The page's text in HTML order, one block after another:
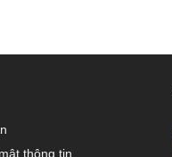
thông tin